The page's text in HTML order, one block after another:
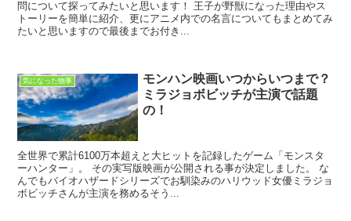
問について探ってみたいと思います！ 王子が野獣になった理由やス
トーリーを簡単に紹介、更にアニメ内での名言についてもまとめてみ
たいと思いますので最後までお付き...
気になった物事
モンハン映画いつからいつまで？
ミラジョボビッチが主演で話題
の！
全世界で累計6100万本超えと大ヒットを記録したゲーム「モンスタ
ーハンター」。 その実写版映画が公開される事が決定しました。 な
んでもバイオハザードシリーズでお馴染みのハリウッド女優ミラジョ
ボビッチさんが主演を務めるそう...